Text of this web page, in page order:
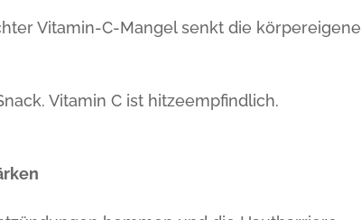
Vitamin-C-Mangel senkt die körpereigene
Vitamin C ist hitzeempfindlich.